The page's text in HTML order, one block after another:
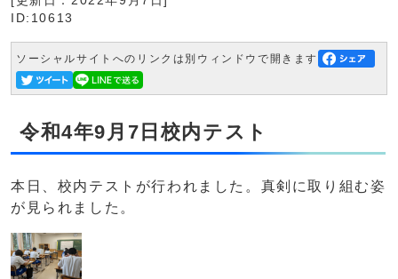
ID:10613
ソーシャルサイトへのリンクは別ウィンドウで開きます
令和4年9月7日校内テスト
本日、校内テストが行われました。真剣に取り組む姿
が見られました。